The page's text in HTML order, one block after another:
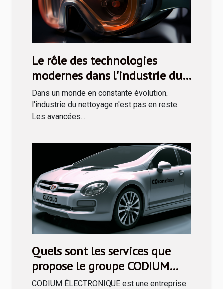
Le rôle des technologies
modernes dans l'industrie du
nettoyage
Dans un monde en constante évolution,
l'industrie du nettoyage n'est pas en reste.
Les avancées...
Quels sont les services que
propose le groupe CODIUM
ÉLECTRONIQUE ?
CODIUM ÉLECTRONIQUE est une entreprise